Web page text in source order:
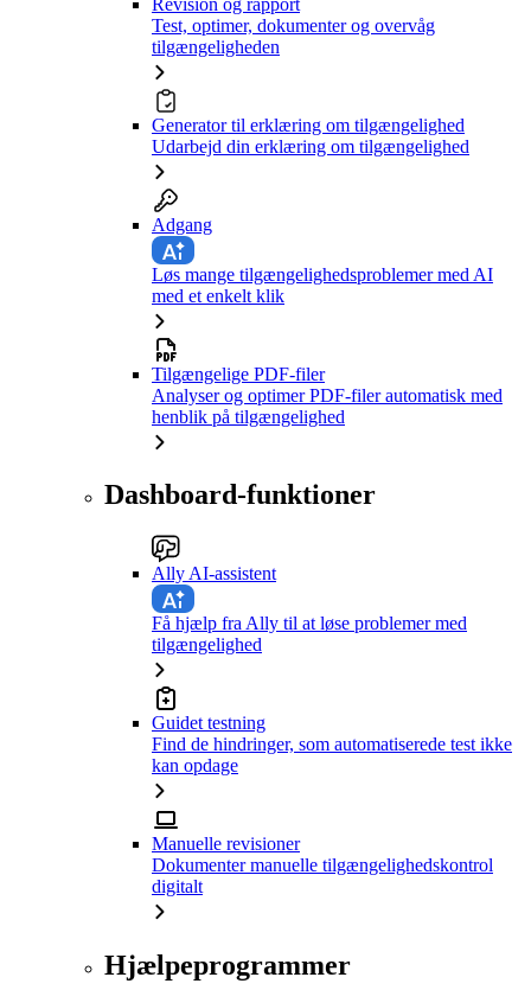
Test, optimer, dokumenter og overvåg
tilgængeligheden
Generator til erklæring om tilgængelighed
Udarbejd din erklæring om tilgængelighed
Adgang
Løs mange tilgængelighedsproblemer med AI
med et enkelt klik
Tilgængelige PDF-filer
Analyser og optimer PDF-filer automatisk med
henblik på tilgængelighed
Dashboard-funktioner
Ally AI-assistent
Få hjælp fra Ally til at løse problemer med
tilgængelighed
Guidet testning
Find de hindringer, som automatiserede test ikke
kan opdage
Manuelle revisioner
Dokumenter manuelle tilgængelighedskontrol
digitalt
Hjælpeprogrammer